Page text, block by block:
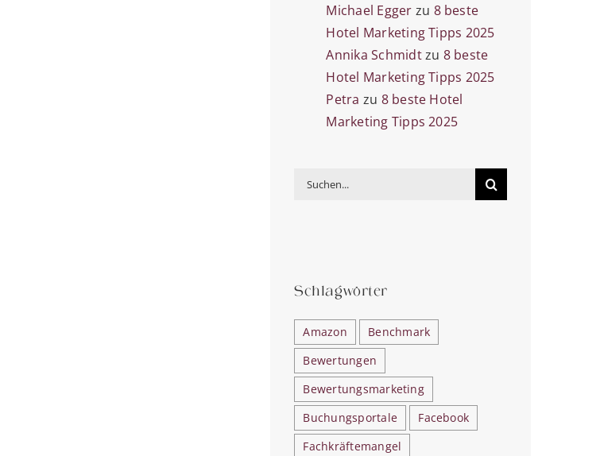
Michael Egger zu 8 beste
Hotel Marketing Tipps 2025
Annika Schmidtzu 8 beste
Hotel Marketing Tipps 2025
Petra zu 8 beste Hotel
Marketing Tipps 2025
Suche
Schlagwörter
Amazon
Benchmark
Bewertungen
Bewertungsmarketing
Buchungsportale
Facebook
Fachkräftemangel